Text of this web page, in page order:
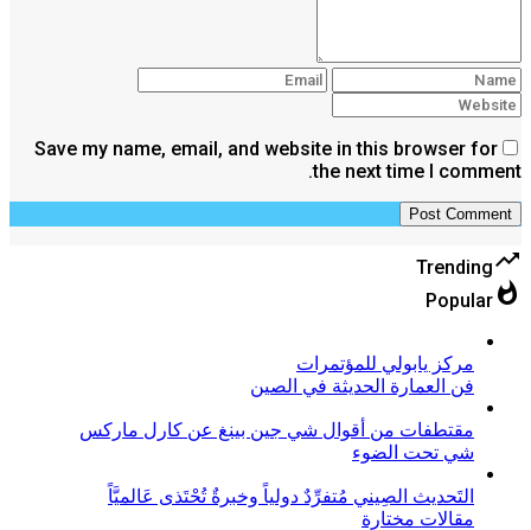
Save my name, email, and website in this browser for
the next time I comment.
trending_up
Trending
whatshot
Popular
مركز يابولي للمؤتمرات
فن العمارة الحديثة في الصين
مقتطفات من أقوال شي جين بينغ عن كارل ماركس
شي تحت الضوء
التَحديث الصِيني مُتفرِّدٌ دولياً وخبرةٌ تُحْتَذى عَالميَّاً
مقالات مختارة